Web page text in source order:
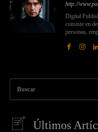
http://
Digital
consiste en
personas,
Buscar
Últimos